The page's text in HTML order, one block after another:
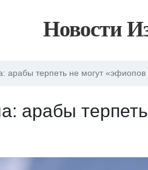
Новости
арабы терпеть не могут «эфиопов
арабы